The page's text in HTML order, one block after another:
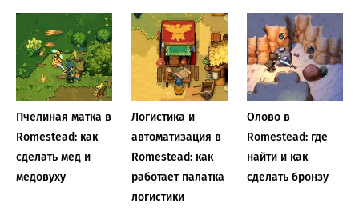
Пчелиная матка в
Romestead: как
сделать мед и
медовуху
Логистика и
автоматизация в
Romestead: как
работает палатка
логистики
Олово в
Romestead: где
найти и как
сделать бронзу